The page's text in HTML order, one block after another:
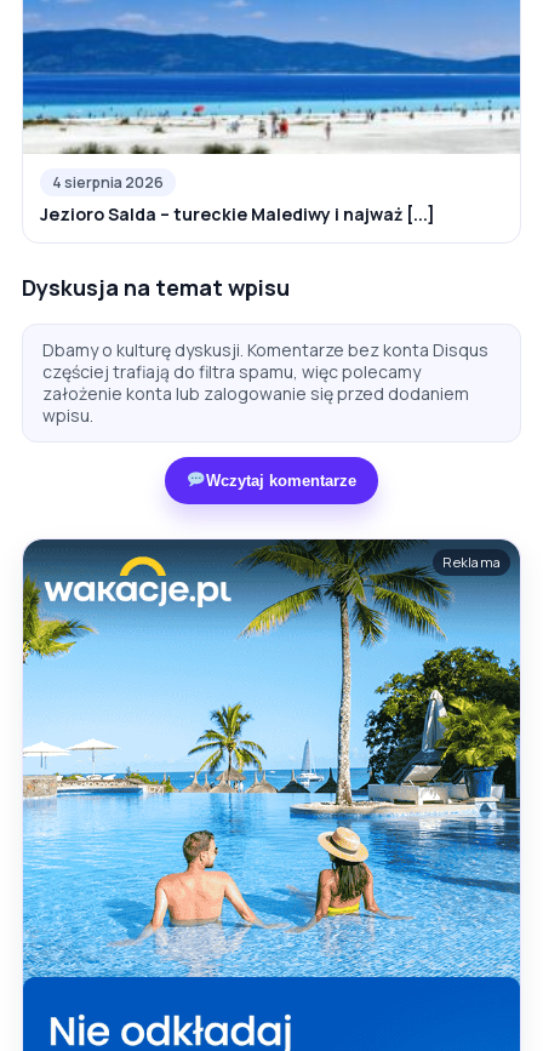
4 sierpnia 2026
Jezioro Salda – tureckie Malediwy i najważ [...]
Dyskusja na temat wpisu
Dbamy o kulturę dyskusji. Komentarze bez konta Disqus
częściej trafiają do filtra spamu, więc polecamy
założenie konta lub zalogowanie się przed dodaniem
wpisu.
Wczytaj komentarze
Reklama